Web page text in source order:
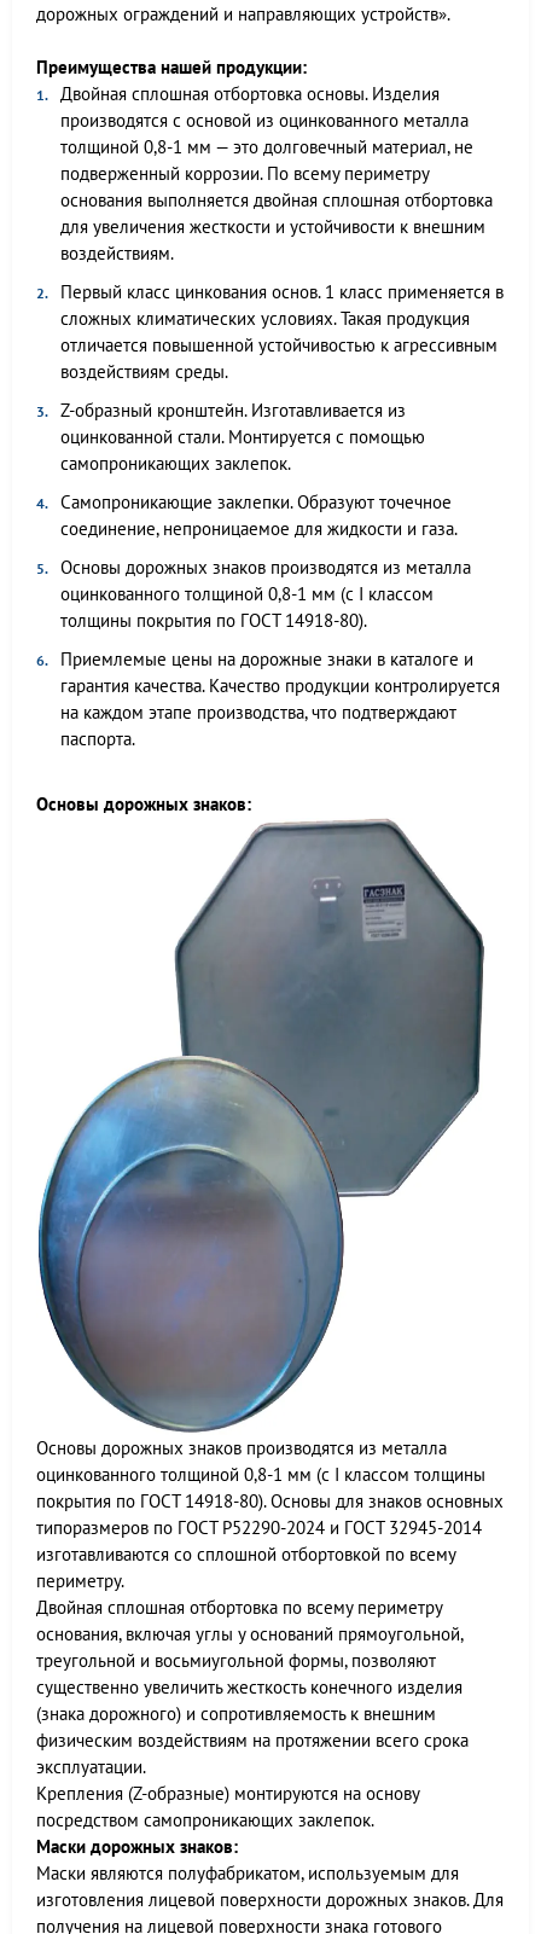
дорожных ограждений и направляющих устройств».
Преимущества нашей продукции:
Двойная сплошная отбортовка основы. Изделия
производятся с основой из оцинкованного металла
толщиной 0,8-1 мм — это долговечный материал, не
подверженный коррозии. По всему периметру
основания выполняется двойная сплошная отбортовка
для увеличения жесткости и устойчивости к внешним
воздействиям.
Первый класс цинкования основ. 1 класс применяется в
сложных климатических условиях. Такая продукция
отличается повышенной устойчивостью к агрессивным
воздействиям среды.
Z-образный кронштейн. Изготавливается из
оцинкованной стали. Монтируется с помощью
самопроникающих заклепок.
Самопроникающие заклепки. Образуют точечное
соединение, непроницаемое для жидкости и газа.
Основы дорожных знаков производятся из металла
оцинкованного толщиной 0,8-1 мм (с I классом
толщины покрытия по ГОСТ 14918-80).
Приемлемые цены на дорожные знаки в каталоге и
гарантия качества. Качество продукции контролируется
на каждом этапе производства, что подтверждают
паспорта.
Основы дорожных знаков:
Основы дорожных знаков производятся из металла
оцинкованного толщиной 0,8-1 мм (с I классом толщины
покрытия по ГОСТ 14918-80). Основы для знаков основных
типоразмеров по ГОСТ Р52290-2024 и ГОСТ 32945-2014
изготавливаются со сплошной отбортовкой по всему
периметру.
Двойная сплошная отбортовка по всему периметру
основания, включая углы у оснований прямоугольной,
треугольной и восьмиугольной формы, позволяют
существенно увеличить жесткость конечного изделия
(знака дорожного) и сопротивляемость к внешним
физическим воздействиям на протяжении всего срока
эксплуатации.
Крепления (Z-образные) монтируются на основу
посредством самопроникающих заклепок.
Маски дорожных знаков:
Маски являются полуфабрикатом, используемым для
изготовления лицевой поверхности дорожных знаков. Для
получения на лицевой поверхности знака готового